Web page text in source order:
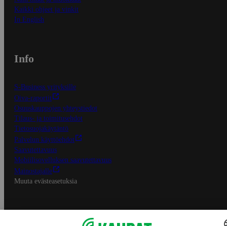
Kaikki ohjeet ja vinkit
In English
Info
S-Business yrityksille
Oiva-raportit
Osuuskauppojen yhteystiedot
Tilaus- ja toimitusehdot
Tietosuojakäytäntö
Palvelun käyttöehdot
Saavutettavuus
Mobiilisovelluksen saavutettavuus
Mainostajalle
Muuta evästeasetuksia
S-ryhmän palvelut